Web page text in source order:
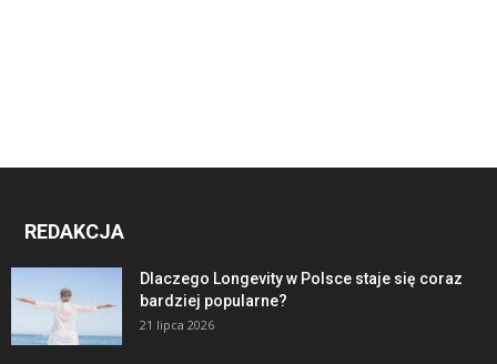
REDAKCJA
Dlaczego Longevity w Polsce staje się coraz
bardziej popularne?
21 lipca 2026